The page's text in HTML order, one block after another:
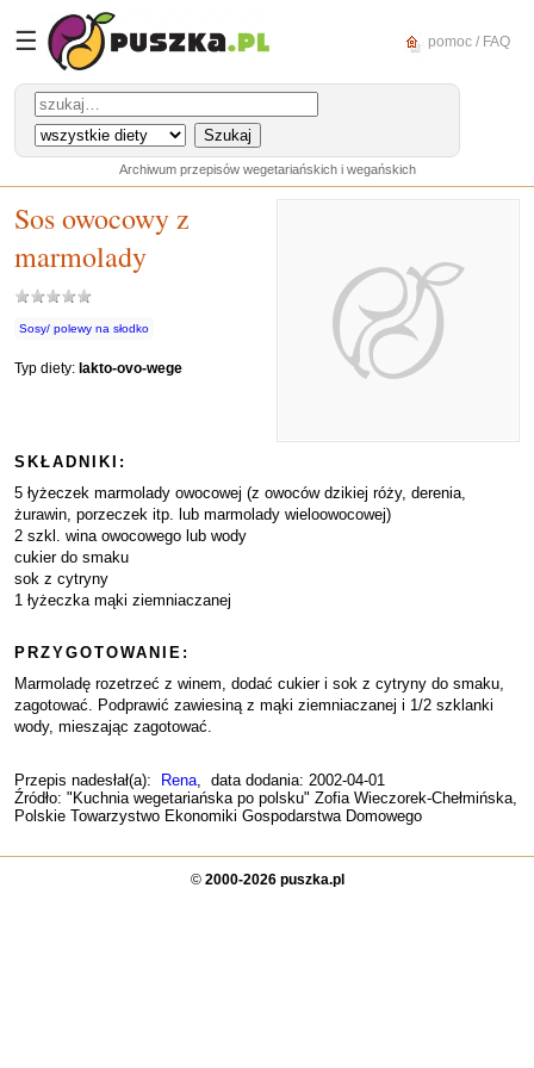
☰ pomoc / FAQ
Archiwum przepisów wegetariańskich i wegańskich
Sos owocowy z
marmolady
Sosy/ polewy na słodko
Typ diety: lakto-ovo-wege
SKŁADNIKI:
5 łyżeczek marmolady owocowej (z owoców dzikiej róży, derenia,
żurawin, porzeczek itp. lub marmolady wieloowocowej)
2 szkl. wina owocowego lub wody
cukier do smaku
sok z cytryny
1 łyżeczka mąki ziemniaczanej
PRZYGOTOWANIE:
Marmoladę rozetrzeć z winem, dodać cukier i sok z cytryny do smaku,
zagotować. Podprawić zawiesiną z mąki ziemniaczanej i 1/2 szklanki
wody, mieszając zagotować.
Przepis nadesłał(a): Rena, data dodania: 2002-04-01
Źródło: "Kuchnia wegetariańska po polsku" Zofia Wieczorek-Chełmińska,
Polskie Towarzystwo Ekonomiki Gospodarstwa Domowego
© 2000-2026 puszka.pl